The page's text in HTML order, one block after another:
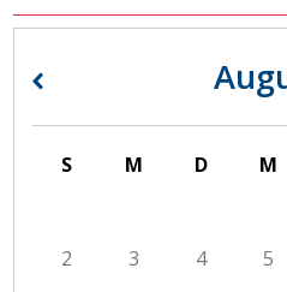
«
S M D M
2
3 4 5